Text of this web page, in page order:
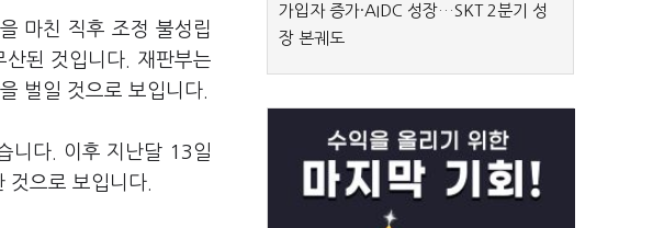
마친 직후 조정 불성립
된 것입니다. 재판부는
벌일 것으로 보입니다.
니다. 이후 지난달 13일
으로 보입니다.
가입자 증가·AIDC 성장…SKT 2분기 성
장 본궤도